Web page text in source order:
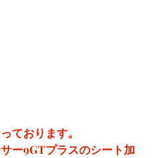
ております。
ー9GTプラスのシート加